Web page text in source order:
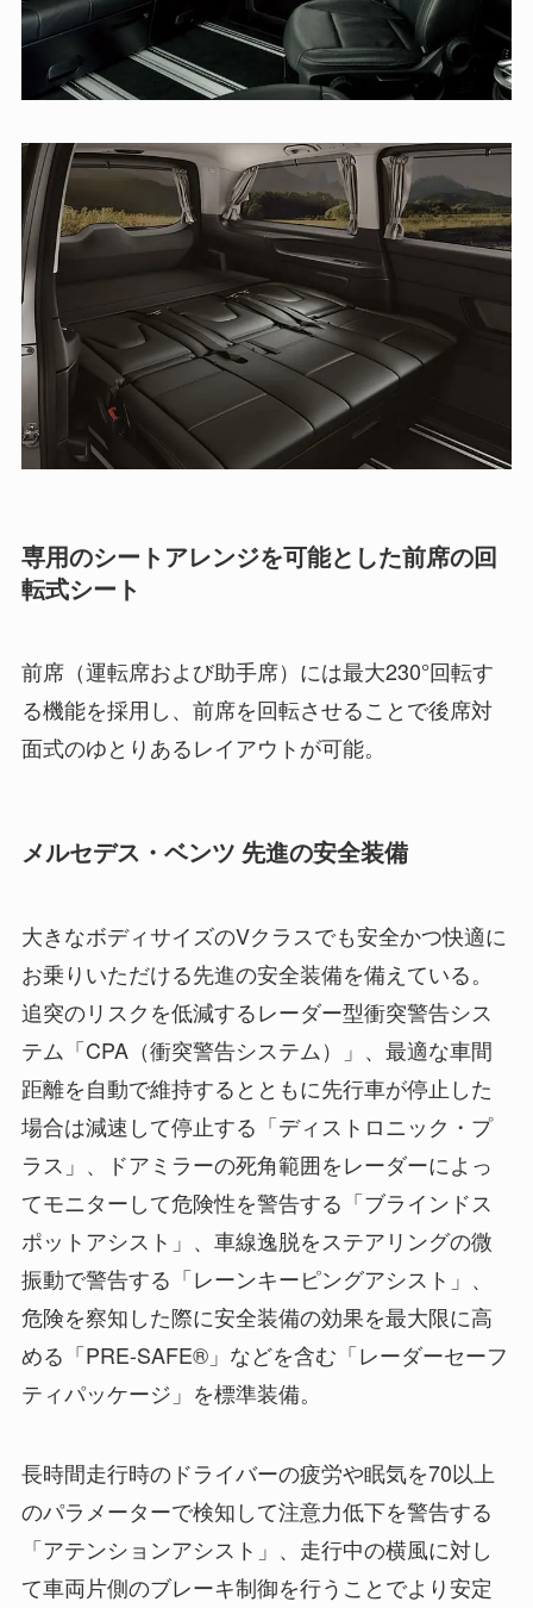
専用のシートアレンジを可能とした前席の回
転式シート
前席（運転席および助手席）には最大230°回転す
る機能を採用し、前席を回転させることで後席対
面式のゆとりあるレイアウトが可能。
メルセデス・ベンツ 先進の安全装備
大きなボディサイズのVクラスでも安全かつ快適に
お乗りいただける先進の安全装備を備えている。
追突のリスクを低減するレーダー型衝突警告シス
テム「CPA（衝突警告システム）」、最適な車間
距離を自動で維持するとともに先行車が停止した
場合は減速して停止する「ディストロニック・プ
ラス」、ドアミラーの死角範囲をレーダーによっ
てモニターして危険性を警告する「ブラインドス
ポットアシスト」、車線逸脱をステアリングの微
振動で警告する「レーンキーピングアシスト」、
危険を察知した際に安全装備の効果を最大限に高
める「PRE-SAFE®」などを含む「レーダーセーフ
ティパッケージ」を標準装備。
長時間走行時のドライバーの疲労や眠気を70以上
のパラメーターで検知して注意力低下を警告する
「アテンションアシスト」、走行中の横風に対し
て車両片側のブレーキ制御を行うことでより安定